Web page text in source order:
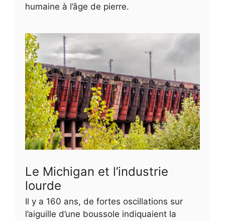
humaine à l’âge de pierre.
Le Michigan et l’industrie
lourde
Il y a 160 ans, de fortes oscillations sur
l’aiguille d’une boussole indiquaient la